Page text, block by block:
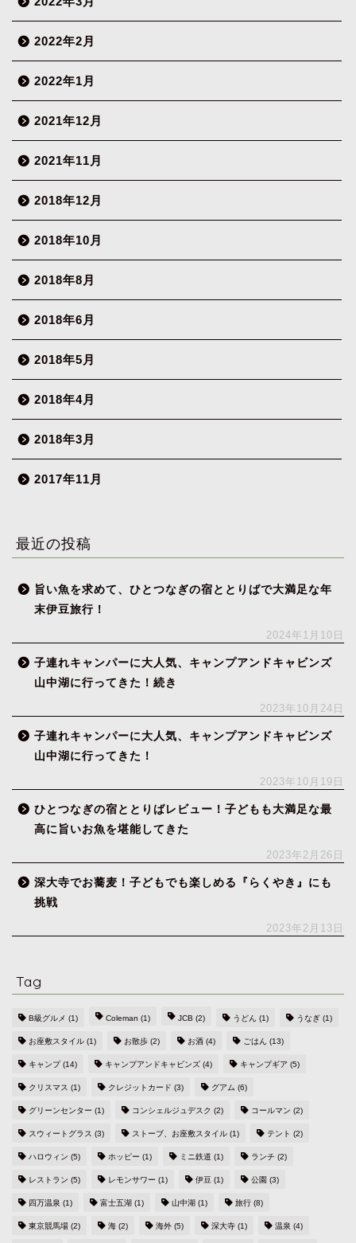
2022年2月
2022年1月
2021年12月
2021年11月
2018年12月
2018年10月
2018年8月
2018年6月
2018年5月
2018年4月
2018年3月
2017年11月
最近の投稿
旨い魚を求めて、ひとつなぎの宿ととりばで大満足な年
末伊豆旅行！
2024年1月10日
子連れキャンパーに大人気、キャンプアンドキャビンズ
山中湖に行ってきた！続き
2023年10月24日
子連れキャンパーに大人気、キャンプアンドキャビンズ
山中湖に行ってきた！
2023年10月19日
ひとつなぎの宿ととりばレビュー！子どもも大満足な最
高に旨いお魚を堪能してきた
2023年2月26日
深大寺でお蕎麦！子どもでも楽しめる『らくやき』にも
挑戦
2023年2月13日
Tag
B級グルメ (1) Coleman (1) JCB (2) うどん (1) うなぎ (1)
お座敷スタイル (1) お散歩 (2) お酒 (4) ごはん (13)
キャンプ(14) キャンプアンドキャビンズ (4) キャンプギア (5)
クリスマス (1) クレジットカード (3) グアム (6)
グリーンセンター (1) コンシェルジュデスク (2) コールマン (2)
スウィートグラス (3) ストーブ、お座敷スタイル (1) テント (2)
ハロウィン (5) ホッピー (1) ミニ鉄道 (1) ランチ (2)
レストラン (5) レモンサワー (1) 伊豆 (1) 公園 (3)
四万温泉 (1) 富士五湖 (1) 山中湖 (1) 旅行 (8)
東京競馬場 (2) 海 (2) 海外 (5) 深大寺 (1) 温泉 (4)